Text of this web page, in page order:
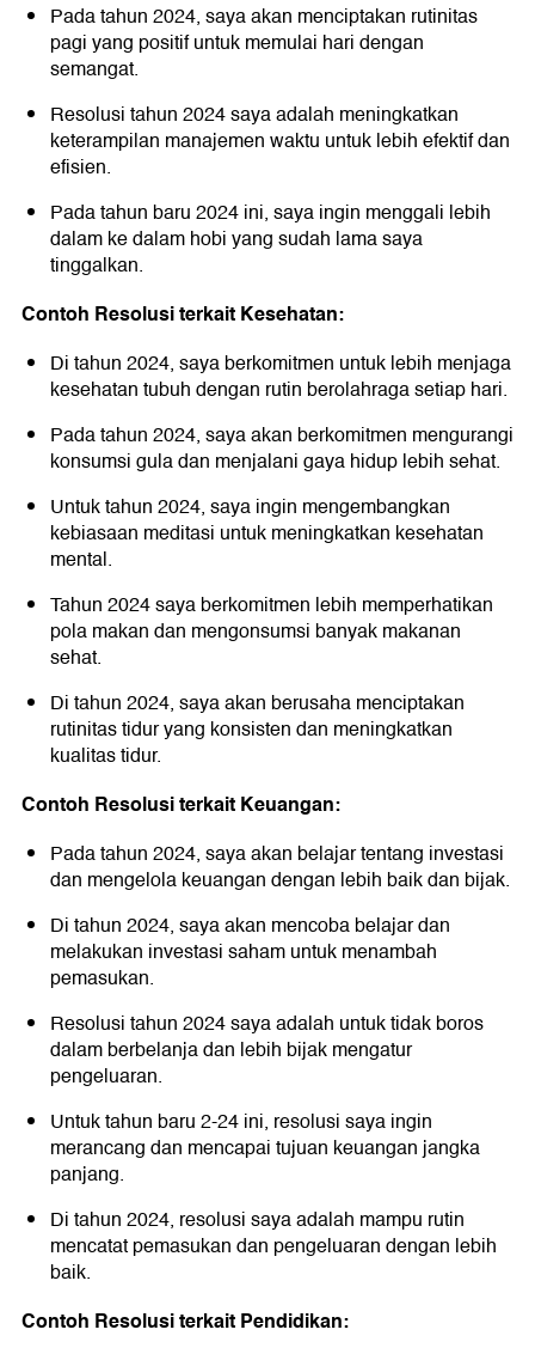
Pada tahun 2024, saya akan menciptakan rutinitas
pagi yang positif untuk memulai hari dengan
semangat.
Resolusi tahun 2024 saya adalah meningkatkan
keterampilan manajemen waktu untuk lebih efektif dan
efisien.
Pada tahun baru 2024 ini, saya ingin menggali lebih
dalam ke dalam hobi yang sudah lama saya
tinggalkan.
Contoh Resolusi terkait Kesehatan:
Di tahun 2024, saya berkomitmen untuk lebih menjaga
kesehatan tubuh dengan rutin berolahraga setiap hari.
Pada tahun 2024, saya akan berkomitmen mengurangi
konsumsi gula dan menjalani gaya hidup lebih sehat.
Untuk tahun 2024, saya ingin mengembangkan
kebiasaan meditasi untuk meningkatkan kesehatan
mental.
Tahun 2024 saya berkomitmen lebih memperhatikan
pola makan dan mengonsumsi banyak makanan
sehat.
Di tahun 2024, saya akan berusaha menciptakan
rutinitas tidur yang konsisten dan meningkatkan
kualitas tidur.
Contoh Resolusi terkait Keuangan:
Pada tahun 2024, saya akan belajar tentang investasi
dan mengelola keuangan dengan lebih baik dan bijak.
Di tahun 2024, saya akan mencoba belajar dan
melakukan investasi saham untuk menambah
pemasukan.
Resolusi tahun 2024 saya adalah untuk tidak boros
dalam berbelanja dan lebih bijak mengatur
pengeluaran.
Untuk tahun baru 2-24 ini, resolusi saya ingin
merancang dan mencapai tujuan keuangan jangka
panjang.
Di tahun 2024, resolusi saya adalah mampu rutin
mencatat pemasukan dan pengeluaran dengan lebih
baik.
Contoh Resolusi terkait Pendidikan: